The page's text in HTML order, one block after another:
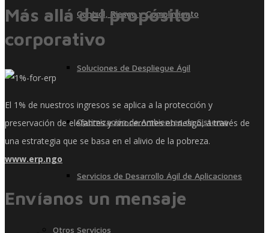
Control, Riesgo y Cumplimiento
Soluciones de Despliegue Ágil
Optimización de Ambientes de Sistema
Servicios de Desarrollo Ágil de Aplicaciones
Otros Servicios
Más allá del propósito
corporativo
El 1% de nuestros ingresos se aplica a la protección y
preservación de elefantes y rinocerontes en riesgo, a través de
una estrategia que se basa en el alivio de la pobreza.
www.erp.ngo
Envíanos un mensaje